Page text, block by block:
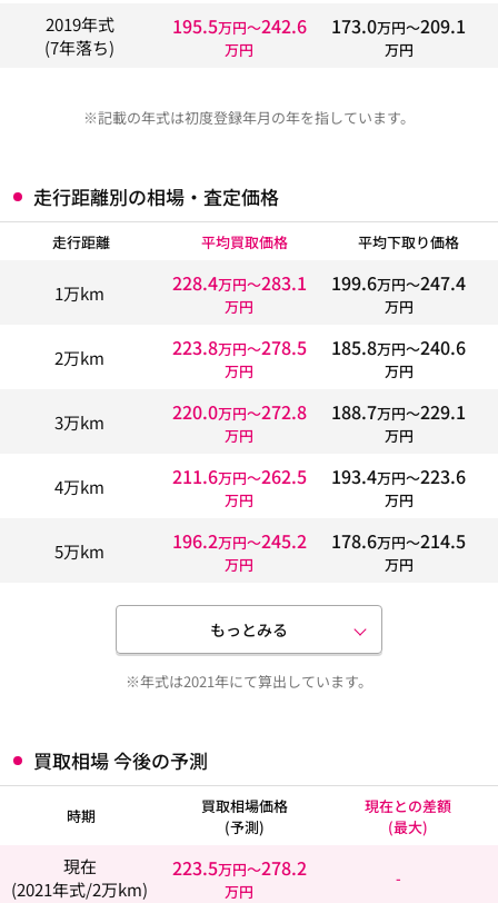
2019年式
(7年落ち)
195.5万円〜242.6
万円
173.0万円〜209.1
万円
※記載の年式は初度登録年月の年を指しています。
走行距離別の相場・査定価格
走行距離 平均買取価格 平均下取り価格
1万km 228.4万円〜283.1
万円
199.6万円〜247.4
万円
2万km 223.8万円〜278.5
万円
185.8万円〜240.6
万円
3万km 220.0万円〜272.8
万円
188.7万円〜229.1
万円
4万km 211.6万円〜262.5
万円
193.4万円〜223.6
万円
5万km 196.2万円〜245.2
万円
178.6万円〜214.5
万円
もっとみる
※年式は2021年にて算出しています。
買取相場 今後の予測
時期
買取相場価格
(予測)
現在との差額
(最大)
現在
(2021年式/2万km)
223.5万円〜278.2
万円
-